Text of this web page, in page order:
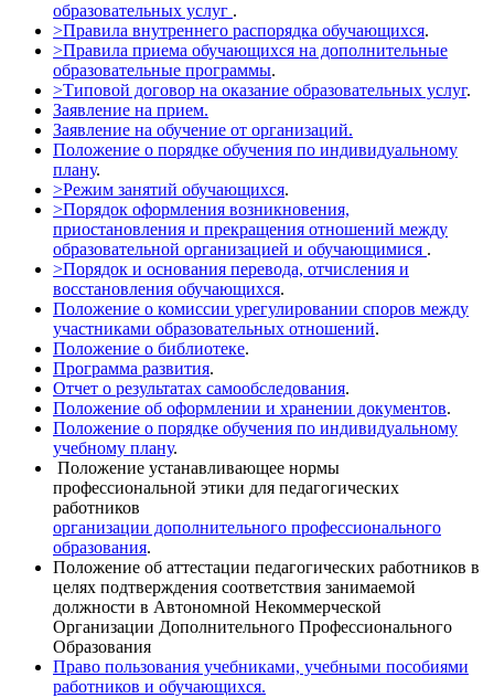
образовательных услуг .
>Правила внутреннего распорядка обучающихся.
>Правила приема обучающихся на дополнительные
образовательные программы.
>Типовой договор на оказание образовательных услуг.
Заявление на прием.
Заявление на обучение от организаций.
Положение о порядке обучения по индивидуальному
плану.
>Режим занятий обучающихся.
>Порядок оформления возникновения,
приостановления и прекращения отношений между
образовательной организацией и обучающимися .
>Порядок и основания перевода, отчисления и
восстановления обучающихся.
Положение о комиссии урегулировании споров между
участниками образовательных отношений.
Положение о библиотеке.
Программа развития.
Отчет о результатах самообследования.
Положение об оформлении и хранении документов.
Положение о порядке обучения по индивидуальному
учебному плану.
Положение устанавливающее нормы
профессиональной этики для педагогических
работников
организации дополнительного профессионального
образования.
Положение об аттестации педагогических работников в
целях подтверждения соответствия занимаемой
должности в Автономной Некоммерческой
Организации Дополнительного Профессионального
Образования
Право пользования учебниками, учебными пособиями
работников и обучающихся.